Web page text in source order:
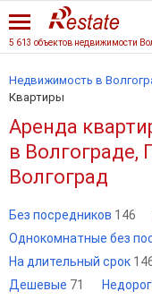
5 613 объектов недвижимости
Недвижимость в
Квартиры
Аренда
в Волгограде,
Волгоград
Без посредников 146
Однокомнатные без
На длительный срок
Дешевые 71